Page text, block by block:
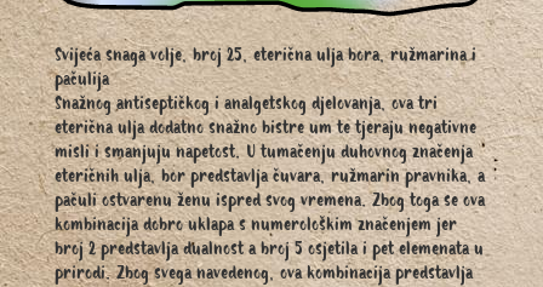
Svijeća snaga volje, broj 25, eterična ulja bora, ružmarina i
pačulija
Snažnog antiseptičkog i analgetskog djelovanja, ova tri
eterična ulja dodatno snažno bistre um te tjeraju negativne
misli i smanjuju napetost. U tumačenju duhovnog značenja
eteričnih ulja, bor predstavlja čuvara, ružmarin pravnika, a
pačuli ostvarenu ženu ispred svog vremena. Zbog toga se ova
kombinacija dobro uklapa s numerološkim značenjem jer
broj 2 predstavlja dualnost a broj 5 osjetila i pet elemenata u
prirodi. Zbog svega navedenog, ova kombinacija predstavlja